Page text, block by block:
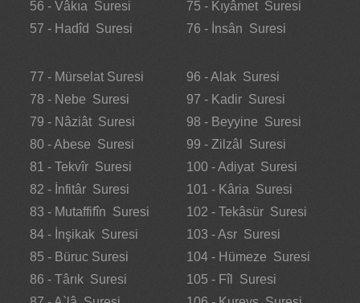
56 - Vâkıa Suresi
57 - Hadîd Suresi
75 - Kıyâmet Suresi
76 - İnsân Suresi
77 - Mürselat Suresi
78 - Nebe Suresi
79 - Nâziât Suresi
80 - Abese Suresi
81 - Tekvîr Suresi
82 - İnfitâr Suresi
83 - Mutaffifîn Suresi
84 - İnşikak Suresi
85 - Büruc Suresi
86 - Târık Suresi
96 - Alak Suresi
97 - Kadir Suresi
98 - Beyyine Suresi
99 - Zilzâl Suresi
100 - Adiyat Suresi
101 - Kâria Suresi
102 - Tekâsür Suresi
103 - Asr Suresi
104 - Hümeze Suresi
105 - Fîl Suresi